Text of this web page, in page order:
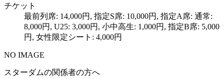
チケット
最前列席: 14,000円, 指定S席: 10,000円, 指定A席: 通常:
8,000円, U25: 3,000円, 小中高生: 1,000円, 指定B席: 5,000
円, 女性限定シート: 4,000円
NO IMAGE
スターダムの関係者の方へ